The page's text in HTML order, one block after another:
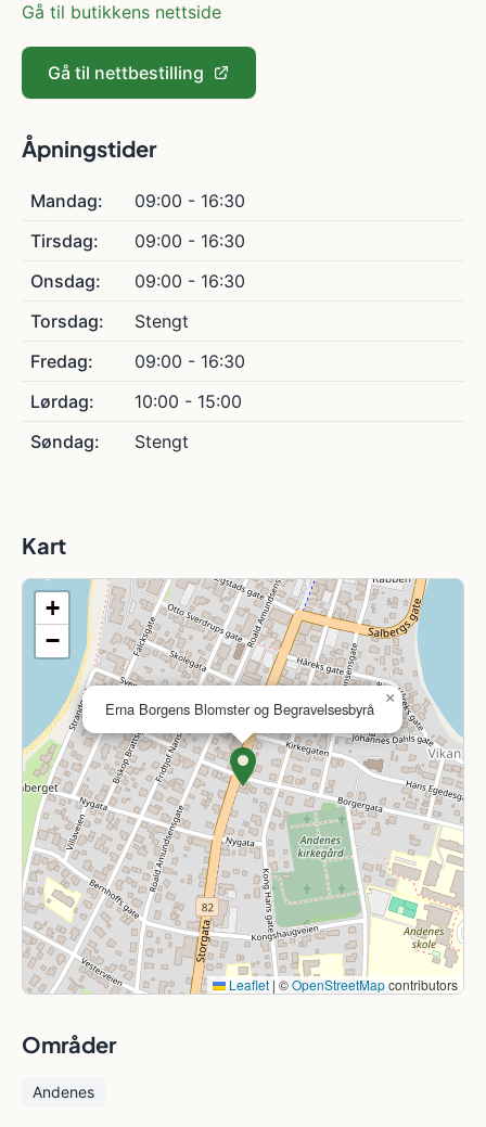
Gå til butikkens nettside
Gå til nettbestilling
Åpningstider
Mandag:
09:00 - 16:30
Tirsdag:
09:00 - 16:30
Onsdag:
09:00 - 16:30
Torsdag:
Stengt
Fredag:
09:00 - 16:30
Lørdag:
10:00 - 15:00
Søndag:
Stengt
Kart
Erna Borgens Blomster og Begravelsesbyrå
×
+
−
Leaflet | ©OpenStreetMapcontributors
Områder
Andenes